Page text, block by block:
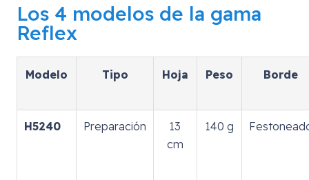
Los 4 modelos de la gama
Reflex
Modelo Tipo Hoja Peso Borde
H5240 Preparación
13
cm
140 g